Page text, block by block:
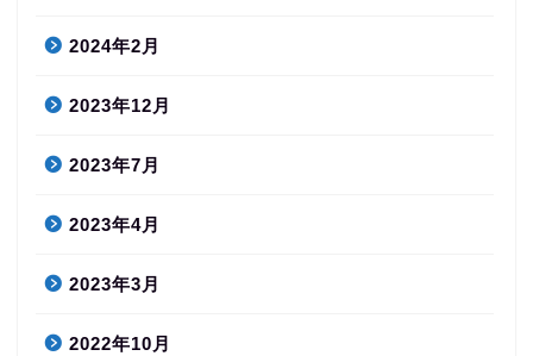
2024年2月
2023年12月
2023年7月
2023年4月
2023年3月
2022年10月